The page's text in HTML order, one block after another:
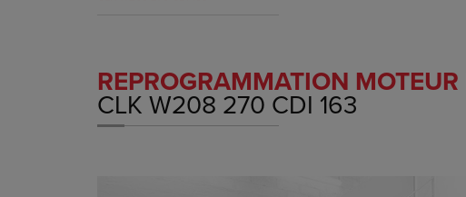
REPROGRAMMATION MOTEUR
CLK W208 270 CDI 163